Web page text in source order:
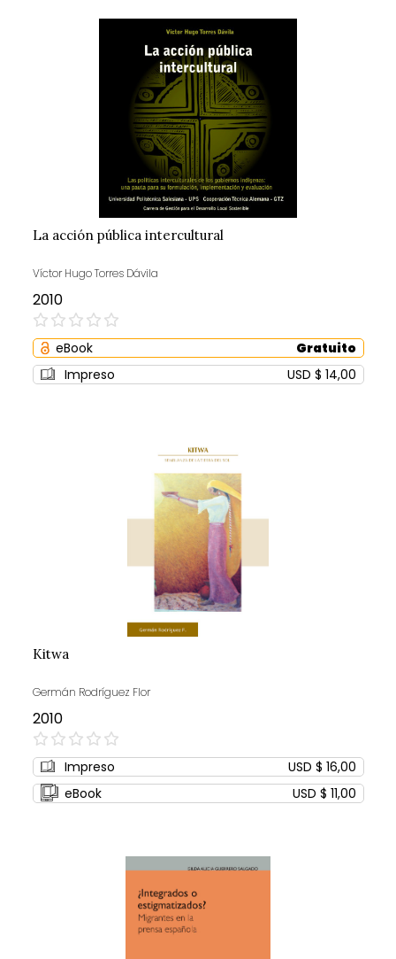
La acción pública intercultural
Víctor Hugo Torres Dávila
2010
0%
eBook
Gratuito
Impreso
USD $ 14,00
Kitwa
Germán Rodríguez Flor
2010
0%
Impreso
USD $ 16,00
eBook
USD $ 11,00